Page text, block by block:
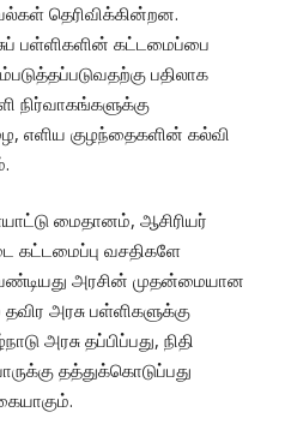
தெரிவிக்கின்றன.
பள்ளிகளின் கட்டமைப்பை
பதிலாக
நிர்வாகங்களுக்கு
எளிய குழந்தைகளின் கல்வி
மைதானம், ஆசிரியர்
கட்டமைப்பு வசதிகளே
அரசின் முதன்மையான
அரசு பள்ளிகளுக்கு
அரசு தப்பிப்பது, நிதி
தத்துக்கொடுப்பது